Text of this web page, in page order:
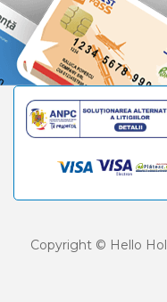
Copyright © Hello